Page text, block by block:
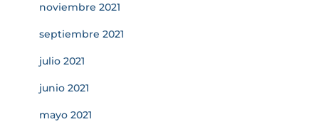
noviembre 2021
septiembre 2021
julio 2021
junio 2021
mayo 2021